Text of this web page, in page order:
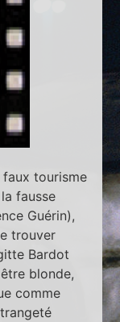
tourisme
fausse
Guérin),
trouver
Bardot
blonde,
comme